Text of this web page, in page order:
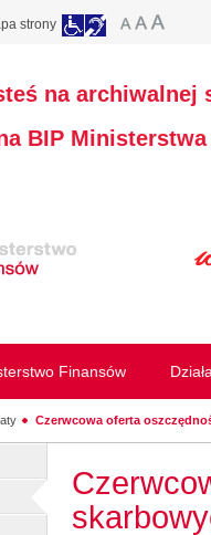
strony
na archiwalnej
BIP
Finansów
Czerwcowa oferta